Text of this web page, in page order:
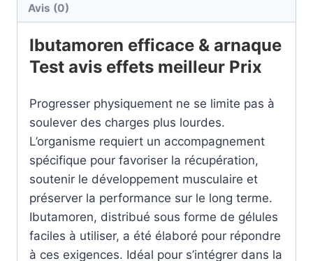
Avis (0)
Ibutamoren efficace & arnaque
Test avis effets meilleur Prix
Progresser physiquement ne se limite pas à
soulever des charges plus lourdes.
L’organisme requiert un accompagnement
spécifique pour favoriser la récupération,
soutenir le développement musculaire et
préserver la performance sur le long terme.
Ibutamoren, distribué sous forme de gélules
faciles à utiliser, a été élaboré pour répondre
à ces exigences. Idéal pour s’intégrer dans la